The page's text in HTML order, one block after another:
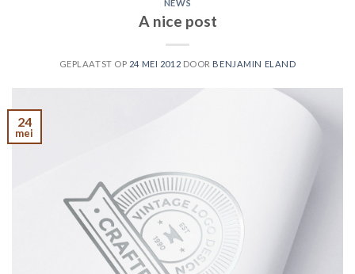
NEWS
A nice post
GEPLAATST OP 24 MEI 2012 DOOR BENJAMIN ELAND
24
mei